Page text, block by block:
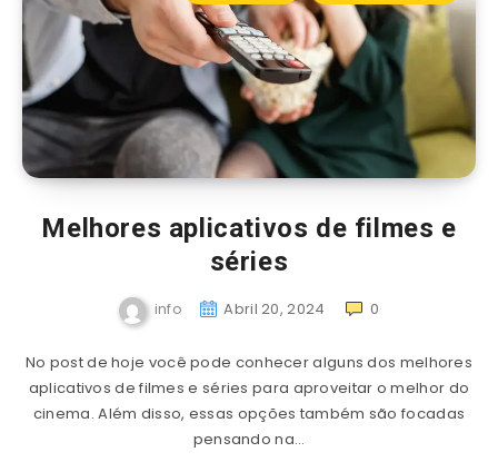
Melhores aplicativos de filmes e
séries
info Abril 20, 2024 0
No post de hoje você pode conhecer alguns dos melhores
aplicativos de filmes e séries para aproveitar o melhor do
cinema. Além disso, essas opções também são focadas
pensando na…